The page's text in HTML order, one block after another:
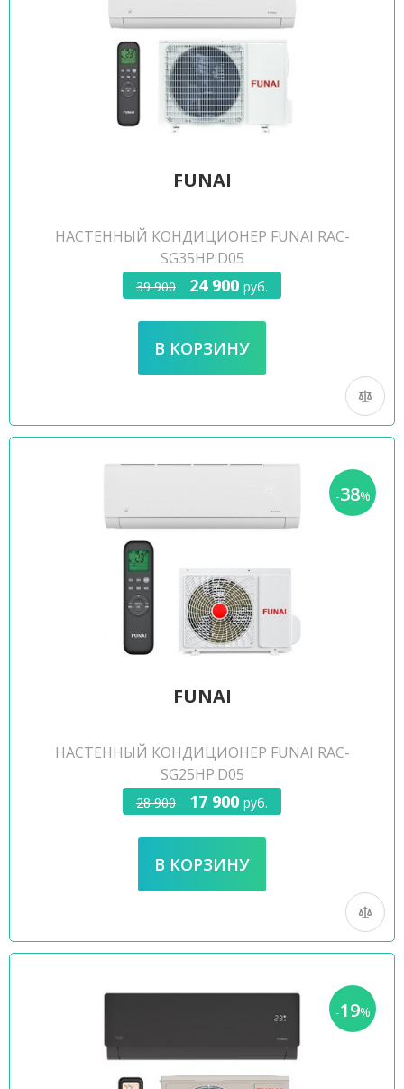
FUNAI
НАСТЕННЫЙ КОНДИЦИОНЕР FUNAI RAC-
SG35HP.D05
39 900 24 900 руб.
-38%
FUNAI
НАСТЕННЫЙ КОНДИЦИОНЕР FUNAI RAC-
SG25HP.D05
28 900 17 900 руб.
-19%